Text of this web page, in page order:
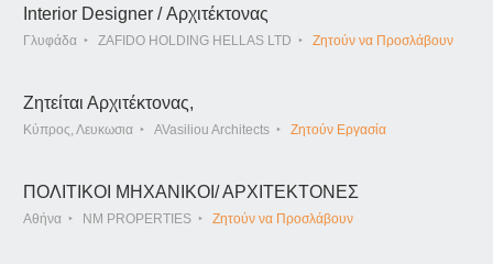
Interior Designer / Αρχιτέκτονας
Γλυφάδα ZAFIDO HOLDING HELLAS LTD Ζητούν να Προσλάβουν
Ζητείται Αρχιτέκτονας,
Κύπρος, Λευκωσια AVasiliou Architects Ζητούν Εργασία
ΠΟΛΙΤΙΚΟΙ ΜΗΧΑΝΙΚΟΙ/ ΑΡΧΙΤΕΚΤΟΝΕΣ
Αθήνα NM PROPERTIES Ζητούν να Προσλάβουν